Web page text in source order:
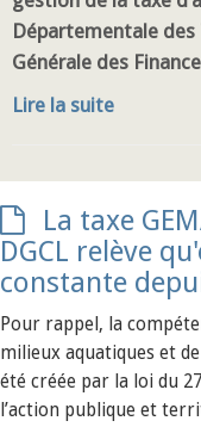
Départementale
Générale des
Lire la suite
La taxe
DGCL relève
constante
Pour rappel, la
milieux aquatiques et
été créée par la loi du
l’action publique et